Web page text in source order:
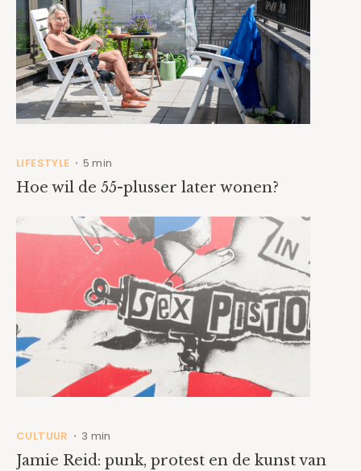
LIFESTYLE • 5 min
Hoe wil de 55-plusser later wonen?
CULTUUR • 3 min
Jamie Reid: punk, protest en de kunst van